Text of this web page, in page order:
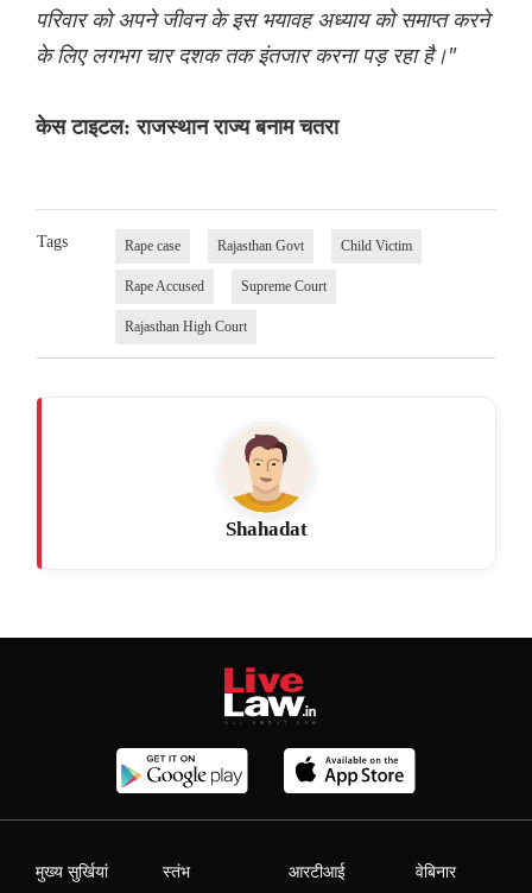
परिवार को अपने जीवन के इस भयावह अध्याय को समाप्त करने
के लिए लगभग चार दशक तक इंतजार करना पड़ रहा है।"
केस टाइटल: राजस्थान राज्य बनाम चतरा
Tags Rape case Rajasthan Govt Child Victim
Rape Accused Supreme Court
Rajasthan High Court
Shahadat
मुख्य सुर्खियां स्तंभ आरटीआई वेबिनार